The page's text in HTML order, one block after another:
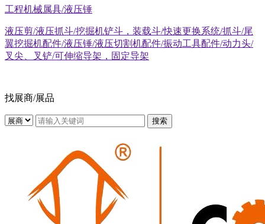
工程机械属具/液压锤
液压剪/液压抓斗/挖掘机铲斗，装载斗/快速更换系统/抓斗/尾
翼挖掘机配件/液压锤/液压切割机配件/振动工具配件/动力头/
叉尖、叉铲/可伸缩导架，固定导架
找展商/展品
搜索